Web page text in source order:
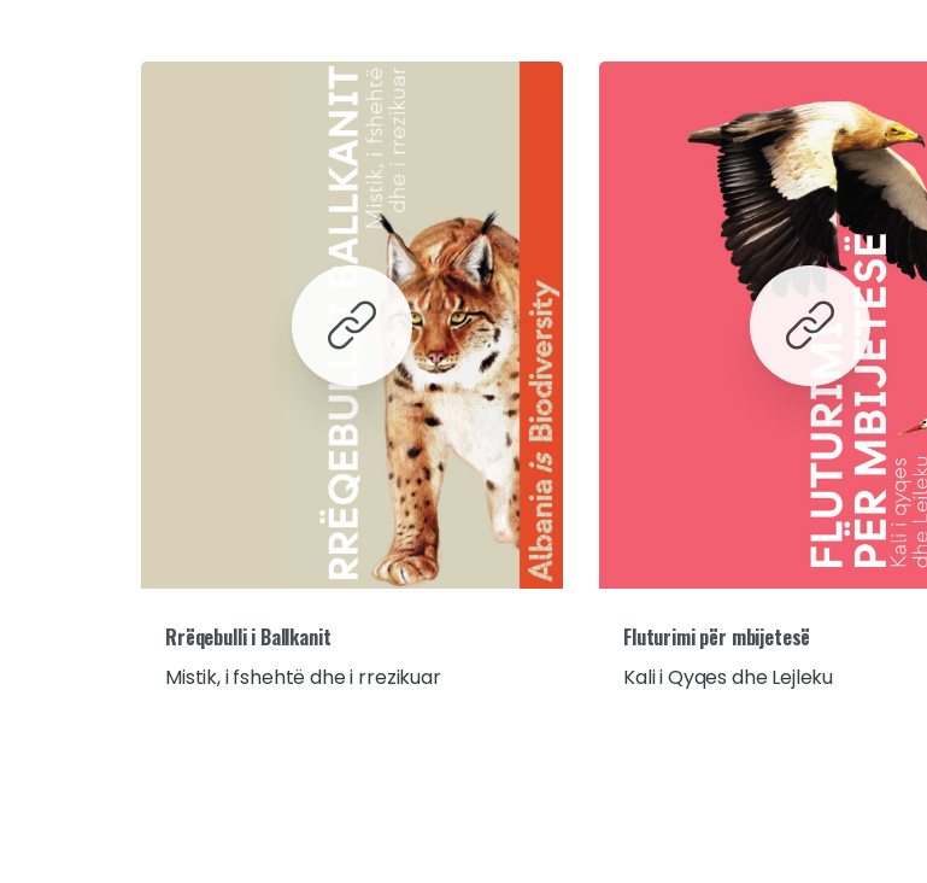
Rrëqebulli i Ballkanit
Mistik, i fshehtë dhe i rrezikuar
Fluturimi për mbijetesë
Kali i Qyqes dhe Lejleku